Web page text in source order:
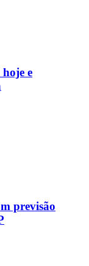
e
previsão